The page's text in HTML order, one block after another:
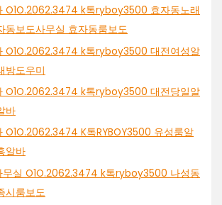
O1O.2062.3474 k톡ryboy3500 효자동노래
동보도사무실 효자동룸보도
O1O.2062.3474 k톡ryboy3500 대전여성알
방도우미
O1O.2062.3474 k톡ryboy3500 대전당일알
바
O1O.2062.3474 K톡RYBOY3500 유성룸알
알바
무실 O1O.2062.3474 k톡ryboy3500 나성동
시룸보도